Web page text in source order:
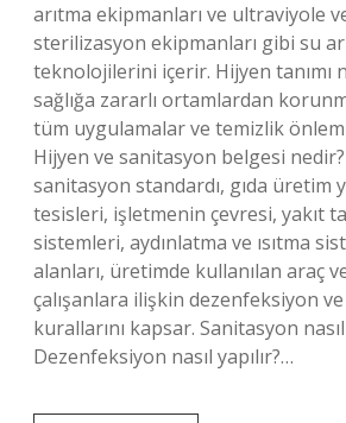
arıtma ekipmanları ve ultraviyole
sterilizasyon ekipmanları gibi su
teknolojilerini içerir. Hijyen tanımı
sağlığa zararlı ortamlardan
tüm uygulamalar ve temizlik
Hijyen ve sanitasyon belgesi
sanitasyon standardı, gıda üretim
tesisleri, işletmenin çevresi, yakıt
sistemleri, aydınlatma ve ısıtma
alanları, üretimde kullanılan araç
çalışanlara ilişkin dezenfeksiyon
kurallarını kapsar. Sanitasyon nasıl
Dezenfeksiyon nasıl yapılır?…